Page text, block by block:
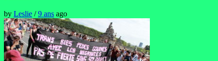
by Leslie /9 ans ago